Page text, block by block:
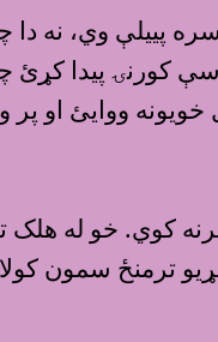
پييلې وي، نه دا
کورنۍ پيدا
کوي. خو له هلک
غړيو ترمنځ سمون